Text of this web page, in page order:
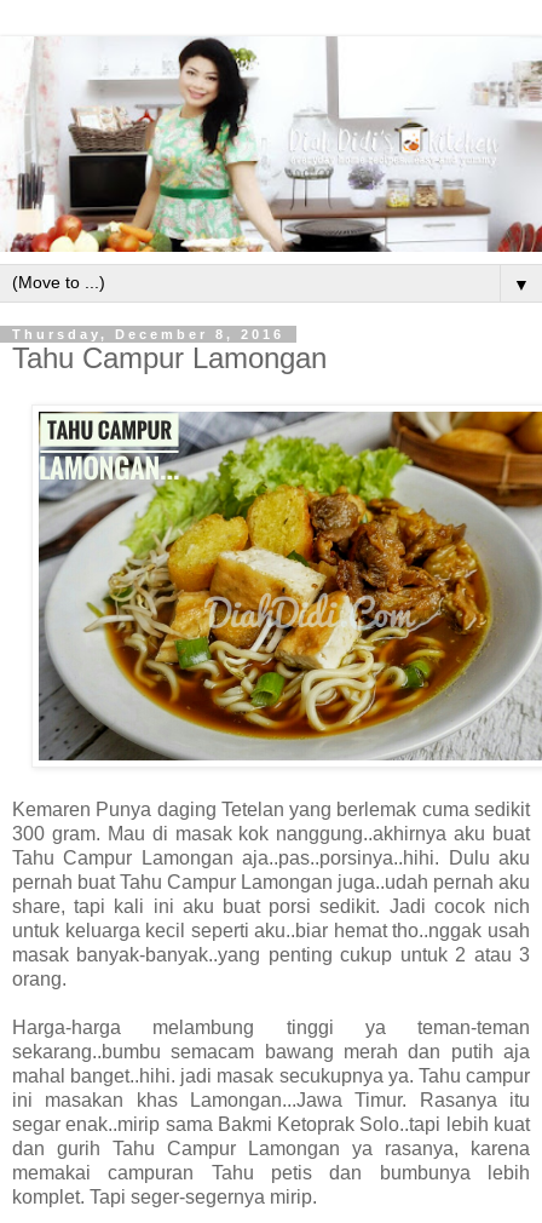
▼
Thursday, December 8, 2016
Tahu Campur Lamongan
Kemaren Punya daging Tetelan yang berlemak cuma sedikit
300 gram. Mau di masak kok nanggung..akhirnya aku buat
Tahu Campur Lamongan aja..pas..porsinya..hihi. Dulu aku
pernah buat Tahu Campur Lamongan juga..udah pernah aku
share, tapi kali ini aku buat porsi sedikit. Jadi cocok nich
untuk keluarga kecil seperti aku..biar hemat tho..nggak usah
masak banyak-banyak..yang penting cukup untuk 2 atau 3
orang.
Harga-harga melambung tinggi ya teman-teman
sekarang..bumbu semacam bawang merah dan putih aja
mahal banget..hihi. jadi masak secukupnya ya. Tahu campur
ini masakan khas Lamongan...Jawa Timur. Rasanya itu
segar enak..mirip sama Bakmi Ketoprak Solo..tapi lebih kuat
dan gurih Tahu Campur Lamongan ya rasanya, karena
memakai campuran Tahu petis dan bumbunya lebih
komplet. Tapi seger-segernya mirip.